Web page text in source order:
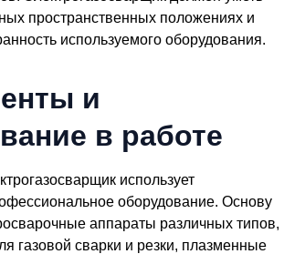
пространственных положениях и
используемого оборудования.
и
в работе
использует
оборудование. Основу
аппараты различных типов,
газовой сварки и резки, плазменные